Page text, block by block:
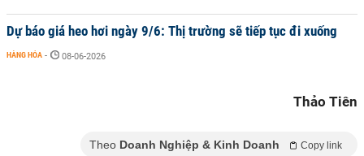
Dự báo giá heo hơi ngày 9/6: Thị trường sẽ tiếp tục đi xuống
HÀNG HÓA - 08-06-2026
Thảo Tiên
Theo Doanh Nghiệp & Kinh Doanh Copy link